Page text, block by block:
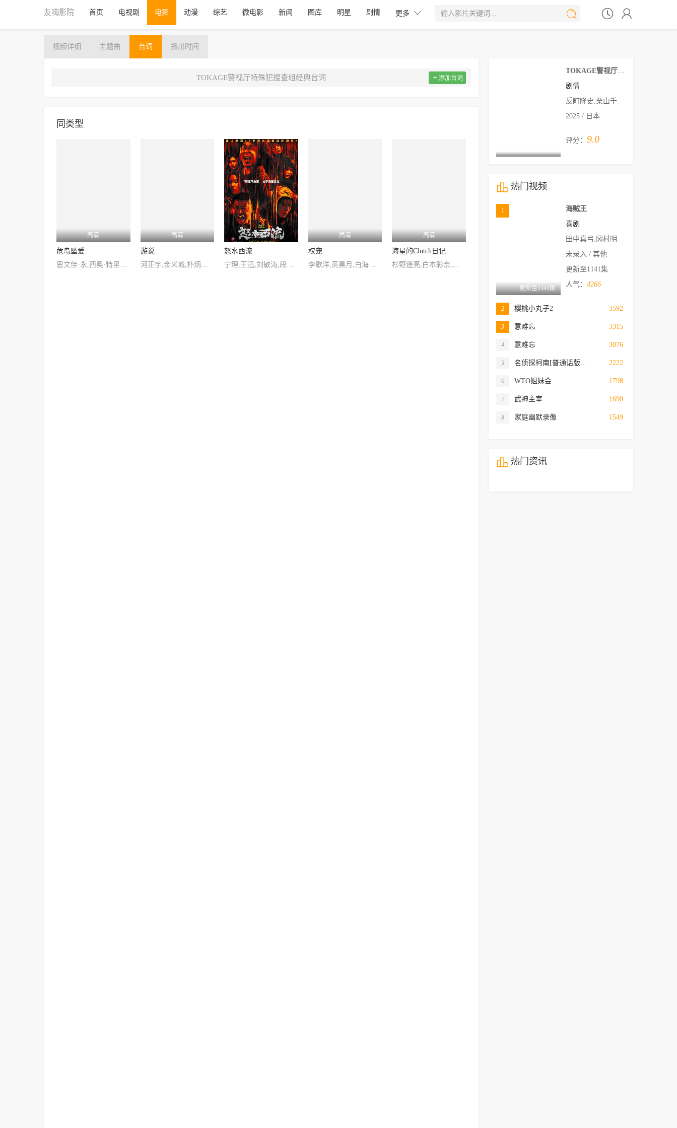
友嗨影院 首页 电视剧 电影 动漫 综艺 微电影 新闻 图库 明星 剧情 更多   

视频详细 主题曲 台词 播出 时间
TOKAGE警视厅特殊犯搜查组经典台词  添加台词
同类型
高清
危岛坠爱
思文佳·永,西奥·特里布斯,安婕·特拉乌,托马斯·克莱舒曼,维克多·梅特莱
高清
游说
河正宇,金义城,朴炳垠,朴海秀,姜末
高清
怒水西流
宁理,王迅,刘敏涛,段博文,李春嫒,吕晓霖,陈都灵,马书良,匡牧野,何沄伟
高清
权宠
李歌洋,黄昊月,白海涛,张媛钰,郑
高清
海星的Clutch日记
杉野遥亮,白本彩奈,生田斗真,安田显,小池荣
高清
谋杀干预组3
TOKAGE警视厅特殊犯搜查组
剧情
反町隆史,栗山千明,龙星凉,吹越满,椎名桔
2025 / 日本
评分：9.0
 热门视频
更新至1141集
1
海贼王
喜剧
田中真弓,冈村明美,中井和哉,山口胜平,平田广
未录入 / 其他
更新至1141集
人气：4266
2 樱桃小丸子2 3592
3 意难忘 3315
4 意难忘 3076
5 名侦探柯南[普通话版… 2222
6 WTO姐妹会 1798
7 武神主宰 1690
8 家庭幽默录像 1549
 热门资讯